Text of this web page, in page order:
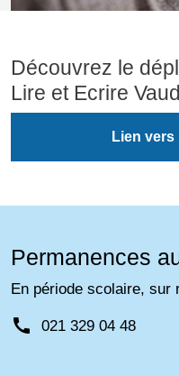
Découvrez le
Lire et Ecrire Vaud
Lien
Permanences
En période scolaire, sur
call 021 329 04 48